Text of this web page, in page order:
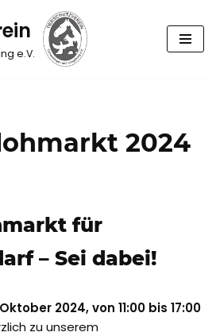
e.V.
2024
für
– Sei dabei!
Oktober 2024, von 11:00 bis 17:00
zu unserem